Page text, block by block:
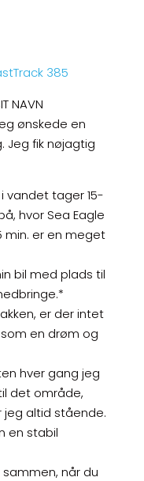
385
NAVN
ønskede en
Jeg fik nøjagtig
vandet tager 15-
hvor Sea Eagle
min. er en meget
bil med plads til
er der intet
en drøm og
hver gang jeg
det område,
jeg altid stående.
en stabil
når du